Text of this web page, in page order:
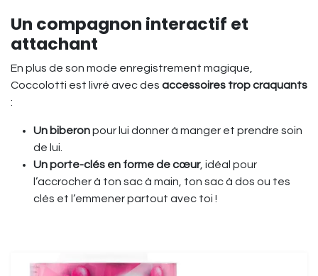
Un compagnon interactif et
attachant
En plus de son mode enregistrement magique,
Coccolotti est livré avec des accessoires trop craquants
:
Un biberonpour lui donner à manger et prendre soin
de lui.
Un porte-clés en forme de cœur, idéal pour
l’accrocher à ton sac à main, ton sac à dos ou tes
clés et l’emmener partout avec toi !